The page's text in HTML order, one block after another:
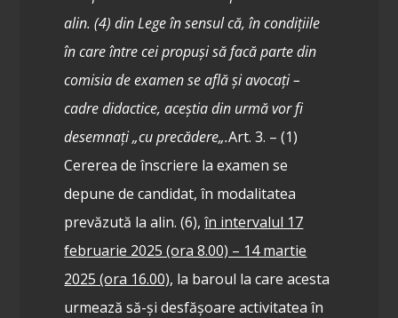
alin. (4) din Lege în sensul că, în condițiile
în care între cei propuși să facă parte din
comisia de examen se află și avocați –
cadre didactice, aceștia din urmă vor fi
desemnați „cu precădere„.Art. 3. – (1)
Cererea de înscriere la examen se
depune de candidat, în modalitatea
prevăzută la alin. (6),în intervalul 17
februarie 2025 (ora 8.00) – 14 martie
2025 (ora 16.00), la baroul la care acesta
urmează să-și desfășoare activitatea în